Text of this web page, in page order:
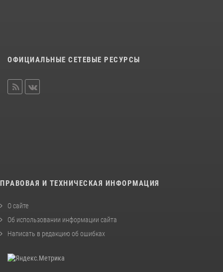
ОФИЦИАЛЬНЫЕ СЕТЕВЫЕ РЕСУРСЫ
ПРАВОВАЯ И ТЕХНИЧЕСКАЯ ИНФОРМАЦИЯ
О сайте
Об использовании информации сайта
Написать в редакцию об ошибках